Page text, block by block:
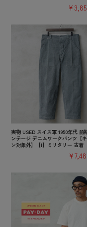
実物 USED スイス軍 1950年代 前
ンテージ デニムワークパンツ【
ン対象外】【I】ミリタリー 古着